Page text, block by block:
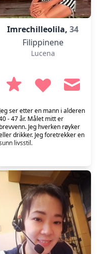
Imrechilleolila,34
Filippinene
Lucena
Jeg ser etter en mann i alderen
- 47 år. Målet mitt er
brevvenn. Jeg hverken røyker
drikker. Jeg foretrekker en
livsstil.